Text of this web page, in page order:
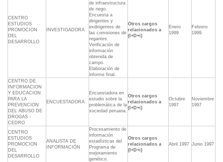
CENTRO
ESTUDIOS
PROMOCION
DEL
DESARROLLO
INVESTIGADORA
de infraestructura
de riego.
Encuesta a
dirigentes y
exdirigentes de
las comisiones de
regantes.
Verificación de
información
obtenida de
campo.
Elaboración de
informe final.
Otros cargos
relacionados a
(I+D+i)
Enero
1999
Febrero
1999
CENTRO DE
INFORMACION
Y EDUCACION
PARA LA
PREVENCION
DEL ABUSO DE
DROGAS -
CEDRO
ENCUESTADORA
Encuestadora en
estudio sobre la
problemática de la
sociedad peruana.
Otros cargos
relacionados a
(I+D+i)
Octubre
1997
Noviembre
1997
CENTRO
ESTUDIOS
PROMOCION
DEL
DESARROLLO
ANALISTA DE
INFORMACIÓN
Procesamiento de
información
estadísticas del
Programa de
mejoramiento
genético.
Otros cargos
relacionados a
(I+D+i)
Abril 1997 Junio 1997